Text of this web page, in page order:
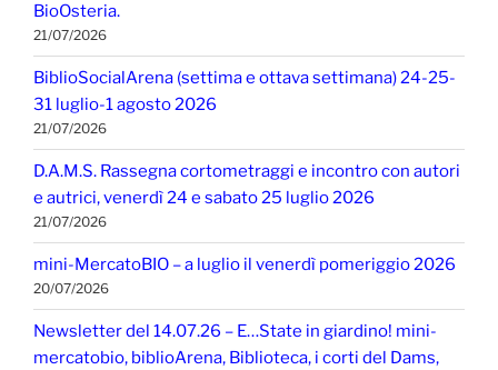
BioOsteria.
21/07/2026
BiblioSocialArena (settima e ottava settimana) 24-25-
31 luglio-1 agosto 2026
21/07/2026
D.A.M.S. Rassegna cortometraggi e incontro con autori
e autrici, venerdì 24 e sabato 25 luglio 2026
21/07/2026
mini-MercatoBIO – a luglio il venerdì pomeriggio 2026
20/07/2026
Newsletter del 14.07.26 – E…State in giardino! mini-
mercatobio, biblioArena, Biblioteca, i corti del Dams,